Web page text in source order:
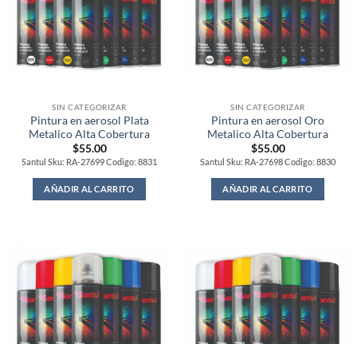
SIN CATEGORIZAR
Pintura en aerosol Plata
Metalico Alta Cobertura
$55.00
Santul Sku: RA-27699 Codigo: 8831
AÑADIR AL CARRITO
SIN CATEGORIZAR
Pintura en aerosol Oro
Metalico Alta Cobertura
$55.00
Santul Sku: RA-27698 Codigo: 8830
AÑADIR AL CARRITO